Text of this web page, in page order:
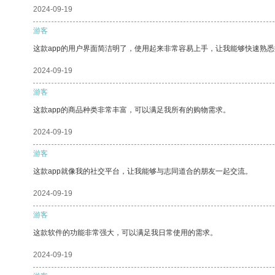
2024-09-19
游客
这款app的用户界面简洁明了，使用起来非常容易上手，让我能够快速熟
2024-09-19
游客
这款app的商品种类非常丰富，可以满足我所有的购物需求。
2024-09-19
游客
这款app就像我的社交平台，让我能够与志同道合的朋友一起交流。
2024-09-19
游客
这款软件的功能非常强大，可以满足我日常使用的需求。
2024-09-19